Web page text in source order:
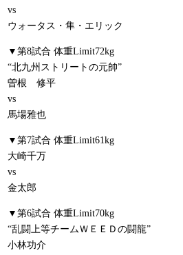
vs
ウォータス・隼・エリック
▼第8試合 体重Limit72kg
“北九州ストリートの元帥”
曽根 修平
vs
馬場雅也
▼第7試合 体重Limit61kg
大崎千万
vs
金太郎
▼第6試合 体重Limit70kg
“乱闘上等チームＷＥＥＤの闘龍”
小林功介